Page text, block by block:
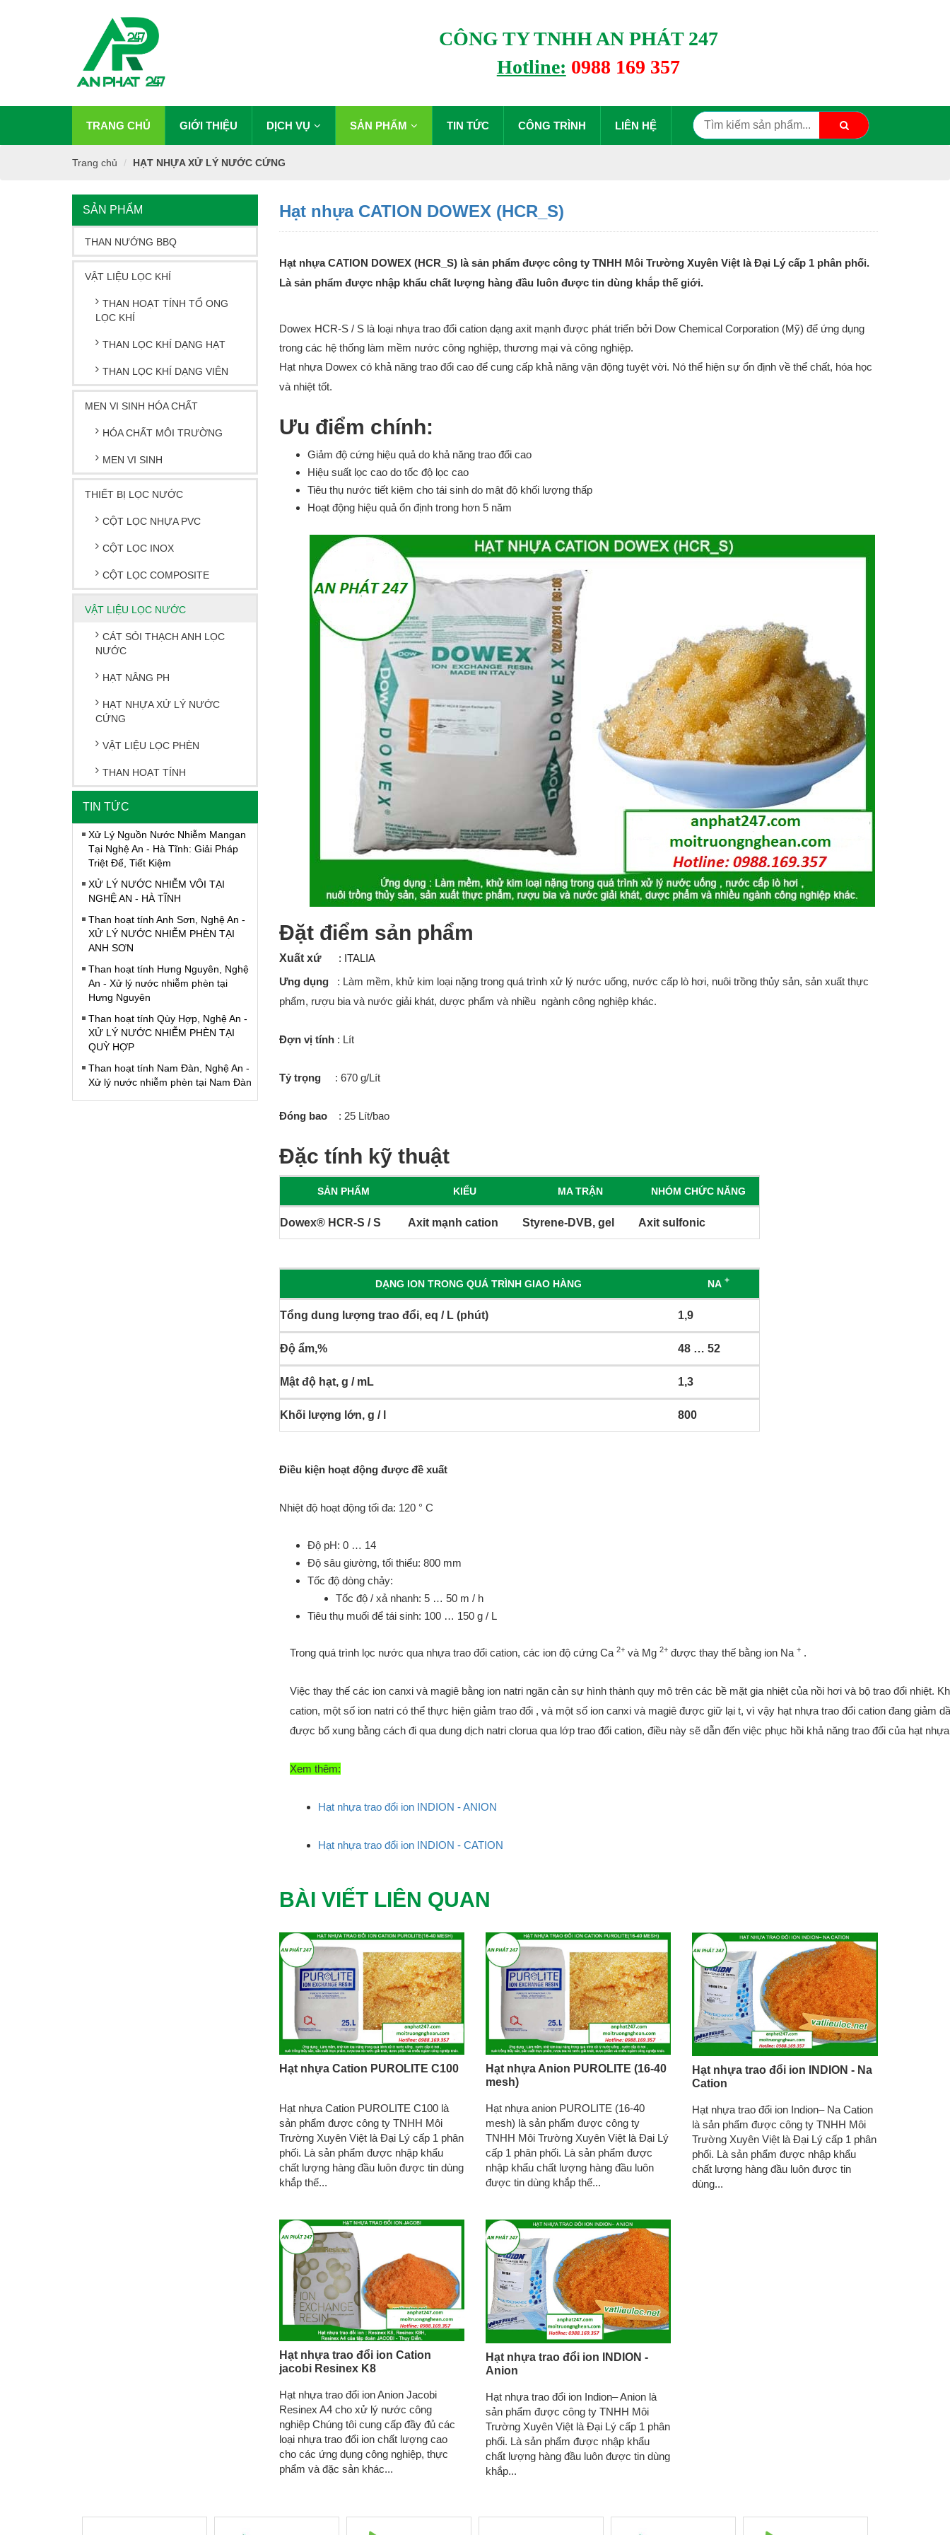
CÔNG TY TNHH AN PHÁT 247
Hotline: 0988 169 357
TRANG CHỦ GIỚI THIỆU DỊCH VỤ SẢN PHẨM TIN TỨC CÔNG TRÌNH LIÊN HỆ
Trang chủ HẠT NHỰA XỬ LÝ NƯỚC CỨNG
SẢN PHẨM
THAN NƯỚNG BBQ
VẬT LIỆU LỌC KHÍ
THAN HOẠT TÍNH TỔ ONG
LỌC KHÍ
THAN LỌC KHÍ DẠNG HẠT
THAN LỌC KHÍ DẠNG VIÊN
MEN VI SINH HÓA CHẤT
HÓA CHẤT MÔI TRƯỜNG
MEN VI SINH
THIẾT BỊ LỌC NƯỚC
CỘT LỌC NHỰA PVC
CỘT LỌC INOX
CỘT LỌC COMPOSITE
VẬT LIỆU LỌC NƯỚC
CÁT SỎI THẠCH ANH LỌC
NƯỚC
HẠT NÂNG PH
HẠT NHỰA XỬ LÝ NƯỚC
CỨNG
VẬT LIỆU LỌC PHÈN
THAN HOẠT TÍNH
TIN TỨC
Xử Lý Nguồn Nước Nhiễm Mangan
Tại Nghệ An - Hà Tĩnh: Giải Pháp
Triệt Để, Tiết Kiệm
XỬ LÝ NƯỚC NHIỄM VÔI TẠI
NGHỆ AN - HÀ TĨNH
Than hoạt tính Anh Sơn, Nghệ An -
XỬ LÝ NƯỚC NHIỄM PHÈN TẠI
ANH SƠN
Than hoạt tính Hưng Nguyên, Nghệ
An - Xử lý nước nhiễm phèn tại
Hưng Nguyên
Than hoạt tính Qùy Hợp, Nghệ An -
XỬ LÝ NƯỚC NHIỄM PHÈN TẠI
QUỲ HỢP
Than hoạt tính Nam Đàn, Nghệ An -
Xử lý nước nhiễm phèn tại Nam Đàn
Hạt nhựa CATION DOWEX (HCR_S)
Hạt nhựa CATION DOWEX (HCR_S) là sản phẩm được công ty TNHH Môi Trường Xuyên Việt là Đại Lý cấp 1 phân phối.
Là sản phẩm được nhập khẩu chất lượng hàng đầu luôn được tin dùng khắp thế giới.
Dowex HCR-S / S là loại nhựa trao đổi cation dạng axit mạnh được phát triển bởi Dow Chemical Corporation (Mỹ) để ứng dụng
trong các hệ thống làm mềm nước công nghiệp, thương mại và công nghiệp.
Hạt nhựa Dowex có khả năng trao đổi cao để cung cấp khả năng vận động tuyệt vời. Nó thể hiện sự ổn định về thể chất, hóa học
và nhiệt tốt.
Ưu điểm chính:
Giảm độ cứng hiệu quả do khả năng trao đổi cao
Hiệu suất lọc cao do tốc độ lọc cao
Tiêu thụ nước tiết kiệm cho tái sinh do mật độ khối lượng thấp
Hoạt động hiệu quả ổn định trong hơn 5 năm
Đặt điểm sản phẩm
Xuất xứ
: ITALIA
Ưng dụng: Làm mềm, khử kim loại nặng trong quá trình xử lý nước uống, nước cấp lò hơi, nuôi trồng thủy sản, sản xuất thực
phẩm, rượu bia và nước giải khát, dược phẩm và nhiều ngành công nghiệp khác.
Đợn vị tính: Lít
Tỷ trọng: 670 g/Lít
Đóng bao: 25 Lít/bao
Đặc tính kỹ thuật
SẢN PHẨM KIỂU MA TRẬN NHÓM CHỨC NĂNG
Dowex® HCR-S / S Axit mạnh cation Styrene-DVB, gel Axit sulfonic
DẠNG ION TRONG QUÁ TRÌNH GIAO HÀNG NA +
Tổng dung lượng trao đổi, eq / L (phút) 1,9
Độ ẩm,% 48 … 52
Mật độ hạt, g / mL 1,3
Khối lượng lớn, g / l 800
Điều kiện hoạt động được đề xuất
Nhiệt độ hoạt động tối đa: 120 ° C
Độ pH: 0 … 14
Độ sâu giường, tối thiểu: 800 mm
Tốc độ dòng chảy:
Tốc độ / xả nhanh: 5 … 50 m / h
Tiêu thụ muối để tái sinh: 100 … 150 g / L
Trong quá trình lọc nước qua nhựa trao đổi cation, các ion độ cứng Ca 2+và Mg 2+được thay thế bằng ion Na +.
Việc thay thế các ion canxi và magiê bằng ion natri ngăn cản sự hình thành quy mô trên các bề mặt gia nhiệt của nồi hơi và bộ trao đổi nhiệt.
cation, một số ion natri có thể thực hiện giảm trao đổi , và một số ion canxi và magiê được giữ lại t, vì vậy hạt nhựa trao đổi cation đang giảm
được bổ xung bằng cách đi qua dung dịch natri clorua qua lớp trao đổi cation, điều này sẽ dẫn đến việc phục hồi khả năng trao đổi của hạt
Xem thêm:
Hạt nhựa trao đổi ion INDION - ANION
Hạt nhựa trao đổi ion INDION - CATION
BÀI VIẾT LIÊN QUAN
Hạt nhựa Cation PUROLITE C100
Hạt nhựa Cation PUROLITE C100 là
sản phẩm được công ty TNHH Môi
Trường Xuyên Việt là Đại Lý cấp 1 phân
phối. Là sản phẩm được nhập khẩu
chất lượng hàng đầu luôn được tin dùng
khắp thế...
Hạt nhựa Anion PUROLITE (16-40
mesh)
Hạt nhựa anion PUROLITE (16-40
mesh) là sản phẩm được công ty
TNHH Môi Trường Xuyên Việt là Đại Lý
cấp 1 phân phối. Là sản phẩm được
nhập khẩu chất lượng hàng đầu luôn
được tin dùng khắp thế...
Hạt nhựa trao đổi ion INDION - Na
Cation
Hạt nhựa trao đổi ion Indion– Na Cation
là sản phẩm được công ty TNHH Môi
Trường Xuyên Việt là Đại Lý cấp 1 phân
phối. Là sản phẩm được nhập khẩu
chất lượng hàng đầu luôn được tin
dùng...
Hạt nhựa trao đổi ion Cation
jacobi Resinex K8
Hạt nhựa trao đổi ion Anion Jacobi
Resinex A4 cho xử lý nước công
nghiệp Chúng tôi cung cấp đầy đủ các
loại nhựa trao đổi ion chất lượng cao
cho các ứng dụng công nghiệp, thực
phẩm và đặc sản khác...
Hạt nhựa trao đổi ion INDION -
Anion
Hạt nhựa trao đổi ion Indion– Anion là
sản phẩm được công ty TNHH Môi
Trường Xuyên Việt là Đại Lý cấp 1 phân
phối. Là sản phẩm được nhập khẩu
chất lượng hàng đầu luôn được tin dùng
khắp...